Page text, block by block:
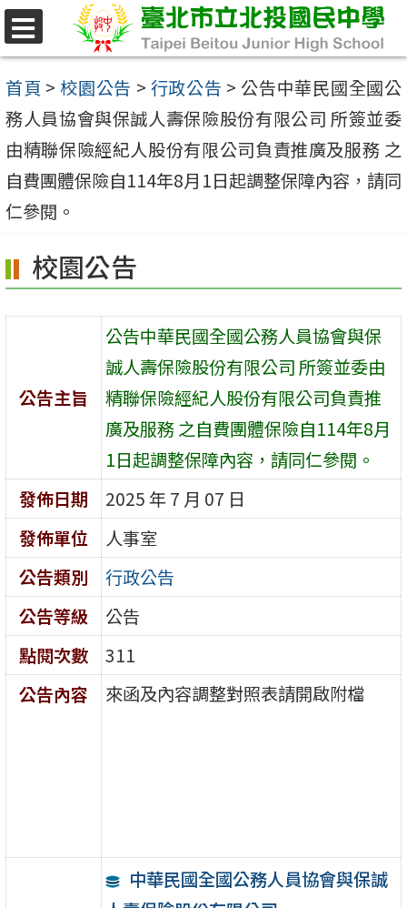
跳
至
主
要
內
容
區
首頁 > 校園公告 > 行政公告 > 公告中華民國全國公
務人員協會與保誠人壽保險股份有限公司 所簽並委
由精聯保險經紀人股份有限公司負責推廣及服務 之
自費團體保險自114年8月1日起調整保障內容，請同
仁參閱。
校園公告
公告主旨
公告中華民國全國公務人員協會與保
誠人壽保險股份有限公司 所簽並委由
精聯保險經紀人股份有限公司負責推
廣及服務 之自費團體保險自114年8月
1日起調整保障內容，請同仁參閱。
發佈日期
2025 年 7 月 07 日
發佈單位
人事室
公告類別
行政公告
公告等級
公告
點閱次數
311
公告內容
來函及內容調整對照表請開啟附檔
中華民國全國公務人員協會與保誠
選
單